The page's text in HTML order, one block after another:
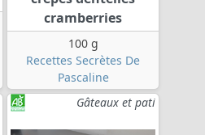
cramberries
100 g
Recettes Secrètes De
Pascaline
Gâteaux et pati